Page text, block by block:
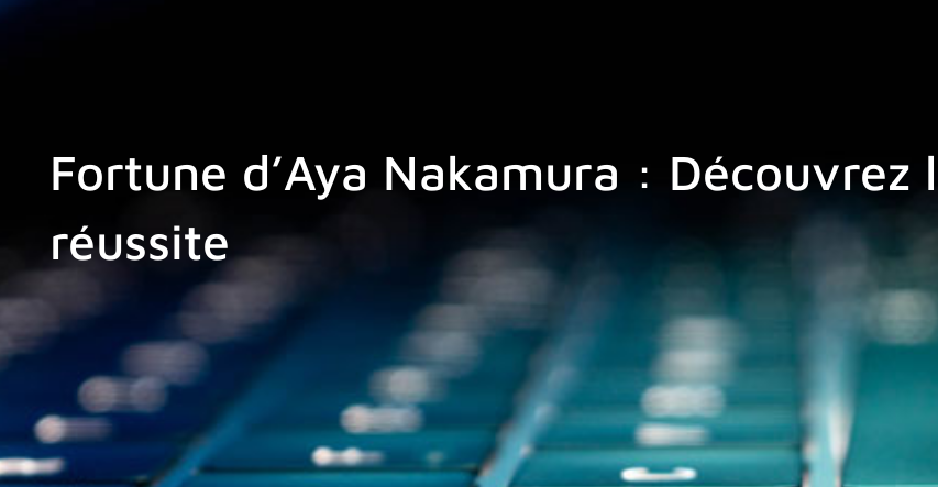
Fortune d’Aya Nakamura : Découvrez
réussite